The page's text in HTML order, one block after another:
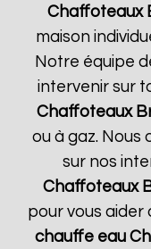
Chaffoteaux
maison
Notre équipe
intervenir sur
Chaffoteaux
ou à gaz. Nous
sur nos
Chaffoteaux
pour vous
chauffe eau